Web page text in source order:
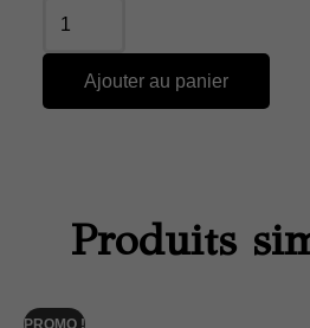
Ajouter au panier
Produits
PROMO !